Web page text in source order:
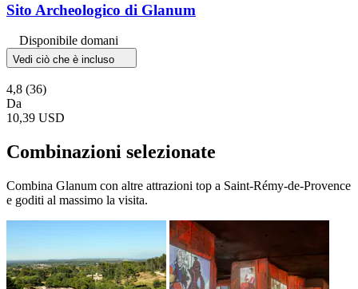
Sito Archeologico di Glanum
Disponibile domani
Vedi ciò che è incluso
4,8 (36)
Da
10,39 USD
Combinazioni selezionate
Combina Glanum con altre attrazioni top a Saint-Rémy-de-Provence
e goditi al massimo la visita.